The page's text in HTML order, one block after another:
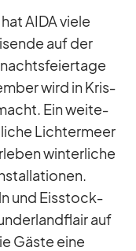
AIDA viele
auf der
wird in Kris­
Ein wei­te­
Lich­ter­meer
win­ter­li­che
und Eis­stock­
auf
Gäste eine